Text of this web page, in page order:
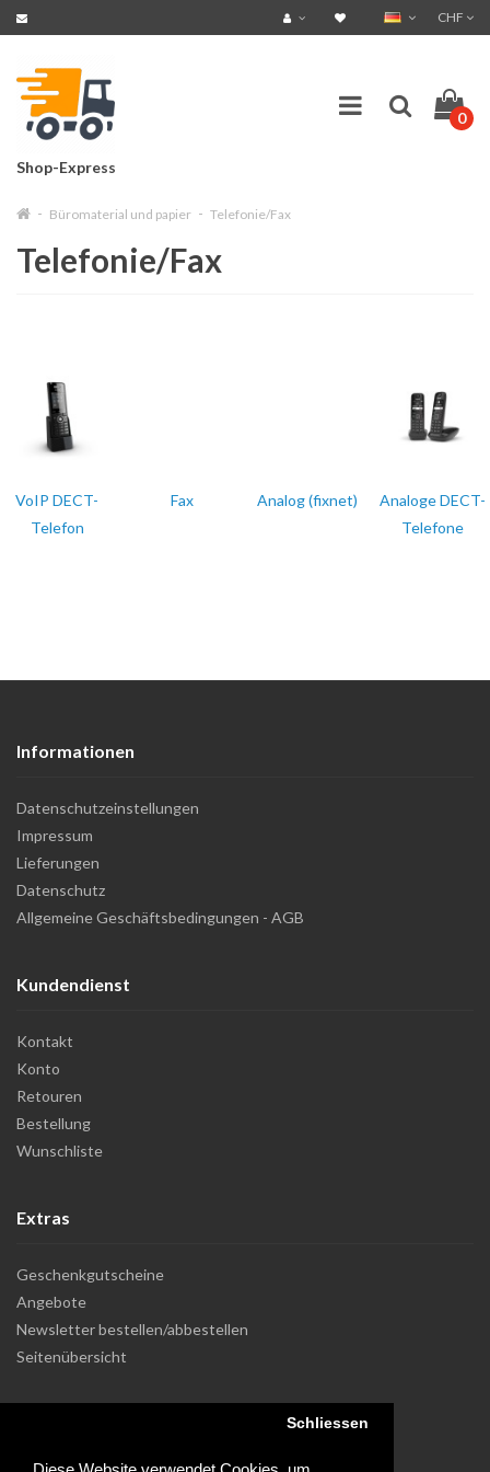
Schliessen
CHF
Shop-Express
0
Büromaterial und papier Telefonie/Fax
Telefonie/Fax
VoIP DECT-
Telefon
Fax Analog (fixnet)
Analoge DECT-
Telefone
Informationen
Datenschutzeinstellungen
Impressum
Lieferungen
Datenschutz
Allgemeine Geschäftsbedingungen - AGB
Kundendienst
Kontakt
Konto
Retouren
Bestellung
Wunschliste
Extras
Geschenkgutscheine
Angebote
Newsletter bestellen/abbestellen
Seitenübersicht